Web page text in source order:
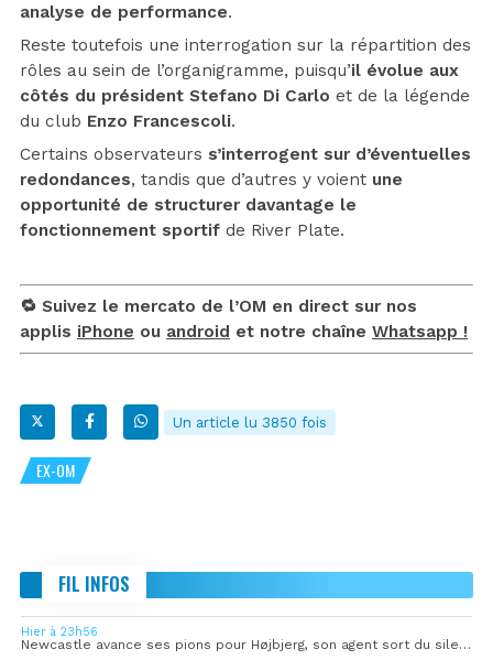
analyse de performance.
Reste toutefois une interrogation sur la répartition des
rôles au sein de l’organigramme, puisqu’il évolue aux
côtés du président Stefano Di Carlo et de la légende
du club Enzo Francescoli.
Certains observateurs s’interrogent sur d’éventuelles
redondances, tandis que d’autres y voient une
opportunité de structurer davantage le
fonctionnement sportif de River Plate.
🔁 Suivez le mercato de l’OM en direct sur nos
applis iPhone ou android et notre chaîne Whatsapp !
Un article lu 3850 fois
EX-OM
FIL INFOS
Hier à 23h56
Newcastle avance ses pions pour Højbjerg, son agent sort du silence